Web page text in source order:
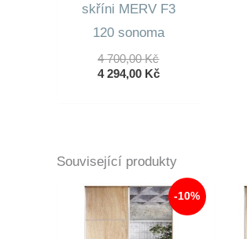
skříni MERV F3
120 sonoma
4 700,00KčPůvodní
Cena
4 294,00 KčAktuální
Související produkty
-10%